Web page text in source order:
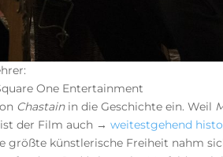
One Entertainment
Chastain in die Geschichte ein. Weil
der Film auch → weitestgehend
größte künstlerische Freiheit nahm